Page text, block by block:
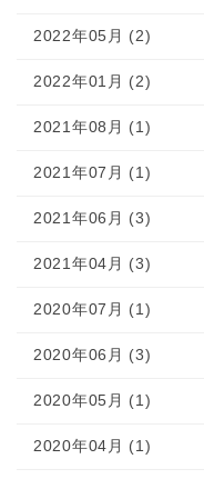
2022年05月 (2)
2022年01月 (2)
2021年08月 (1)
2021年07月 (1)
2021年06月 (3)
2021年04月 (3)
2020年07月 (1)
2020年06月 (3)
2020年05月 (1)
2020年04月 (1)